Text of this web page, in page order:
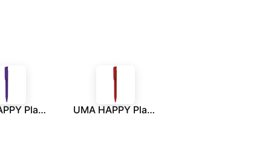
UMA HAPPY Plastic Pen - Purple UMA HAPPY Plastic Pen - Red